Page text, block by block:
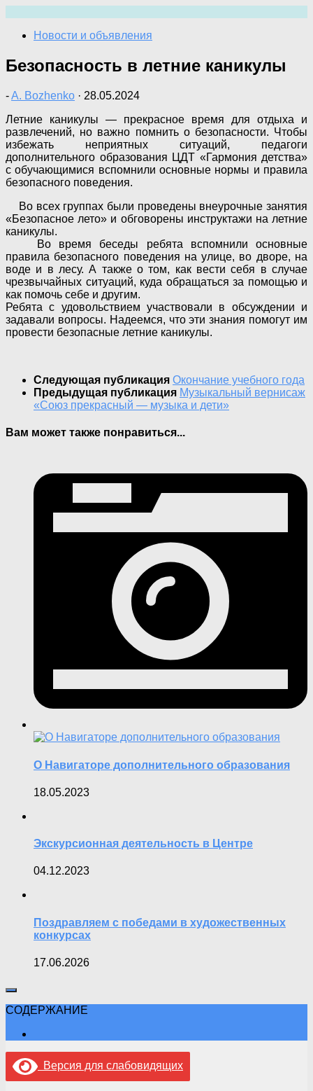
содержимому
Новости и объявления
Безопасность в летние каникулы
-A. Bozhenko · 28.05.2024
Летние каникулы — прекрасное время для отдыха и
развлечений, но важно помнить о безопасности. Чтобы
избежать неприятных ситуаций, педагоги
дополнительного образования ЦДТ «Гармония детства»
с обучающимися вспомнили основные нормы и правила
безопасного поведения.
Во всех группах были проведены внеурочные занятия
«Безопасное лето» и обговорены инструктажи на летние
каникулы.
Во время беседы ребята вспомнили основные
правила безопасного поведения на улице, во дворе, на
воде и в лесу. А также о том, как вести себя в случае
чрезвычайных ситуаций, куда обращаться за помощью и
как помочь себе и другим.
Ребята с удовольствием участвовали в обсуждении и
задавали вопросы. Надеемся, что эти знания помогут им
провести безопасные летние каникулы.
Следующая публикация Окончание учебного года
Предыдущая публикация Музыкальный вернисаж
«Союз прекрасный — музыка и дети»
Вам может также понравиться...
О Навигаторе дополнительного образования
18.05.2023
Экскурсионная деятельность в Центре
04.12.2023
Поздравляем с победами в художественных
конкурсах
17.06.2026
СОДЕРЖАНИЕ
Версия для слабовидящих